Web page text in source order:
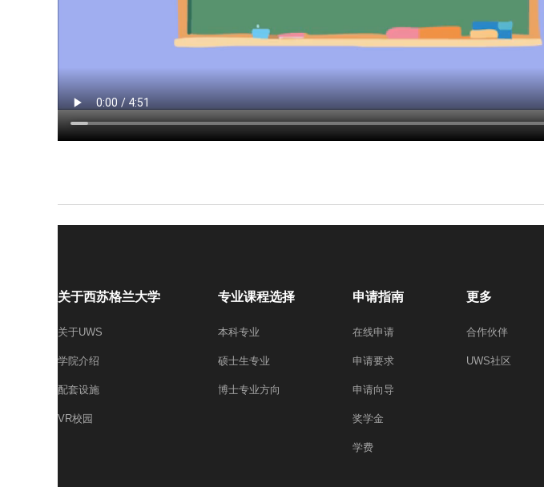
关于西苏格兰大学
关于UWS
学院介绍
配套设施
VR校园
专业课程选择
本科专业
硕士生专业
博士专业方向
申请指南
在线申请
申请要求
申请向导
奖学金
学费
更多
合作伙伴
UWS社区